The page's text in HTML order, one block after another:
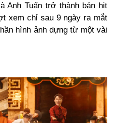
Anh Tuấn trở thành bản hit
xem chỉ sau 9 ngày ra mắt
hình ảnh dựng từ một vài